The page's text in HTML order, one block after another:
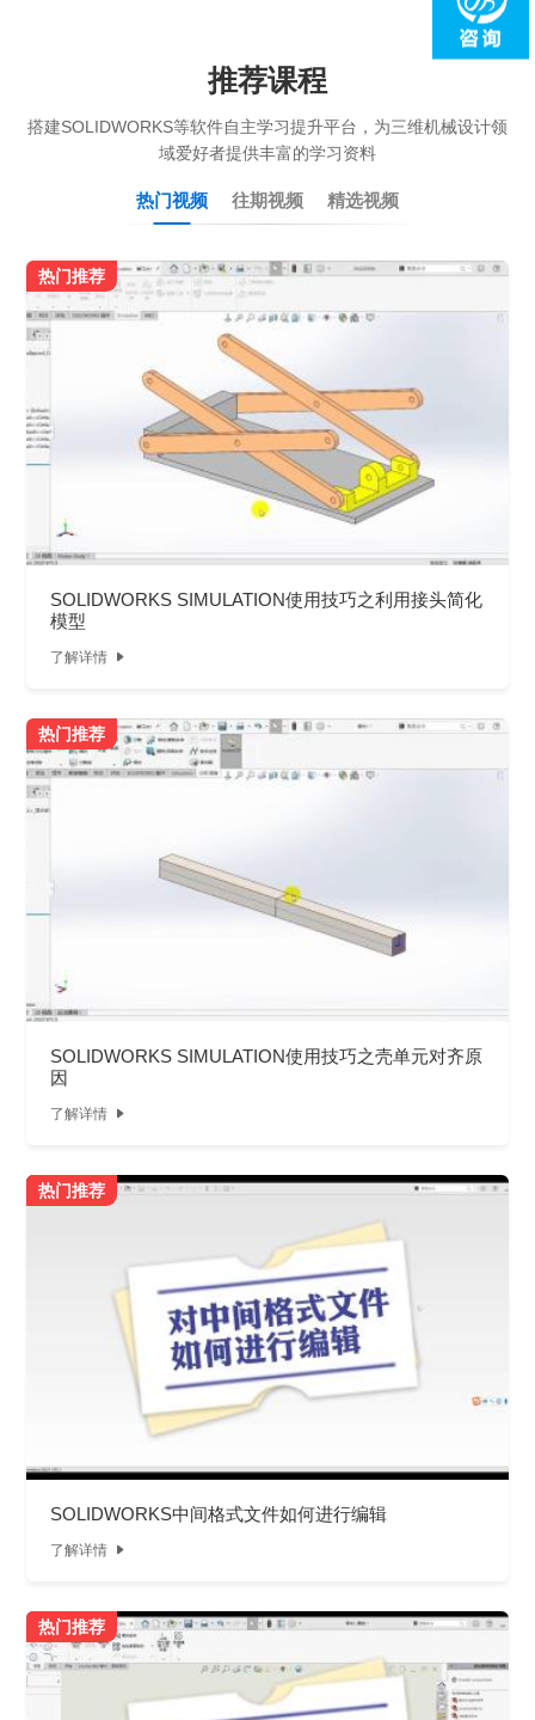
推荐课程
搭建SOLIDWORKS等软件自主学习提升平台，为三维机械设计领
域爱好者提供丰富的学习资料
热门视频 往期视频 精选视频
热门推荐
SOLIDWORKS SIMULATION使用技巧之利用接头简化
模型
了解详情 
热门推荐
SOLIDWORKS SIMULATION使用技巧之壳单元对齐原
因
了解详情 
热门推荐
SOLIDWORKS中间格式文件如何进行编辑
了解详情 
热门推荐